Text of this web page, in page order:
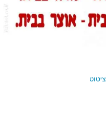
ציטוט